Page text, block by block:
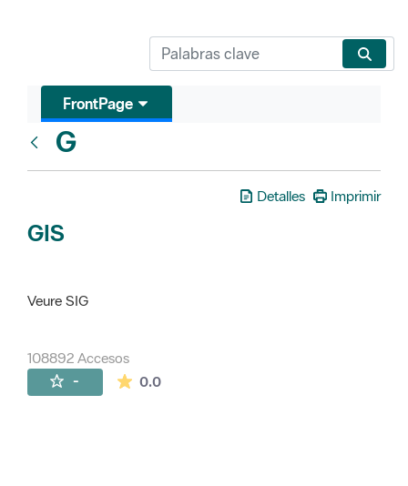
FrontPage
G
Detalles Imprimir
GIS
Veure SIG
108892 Accesos
- 0.0La valoración media es de 0 estrellas de